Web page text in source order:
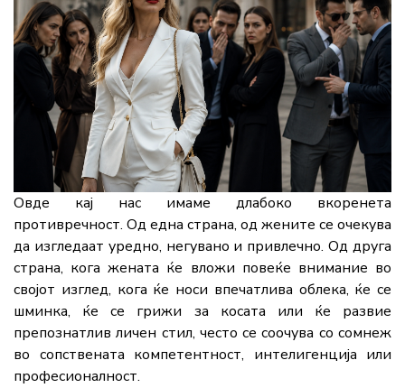
Овде кај нас имаме длабоко вкоренета
противречност. Од една страна, од жените се очекува
да изгледаат уредно, негувано и привлечно. Од друга
страна, кога жената ќе вложи повеќе внимание во
својот изглед, кога ќе носи впечатлива облека, ќе се
шминка, ќе се грижи за косата или ќе развие
препознатлив личен стил, често се соочува со сомнеж
во сопствената компетентност, интелигенција или
професионалност.